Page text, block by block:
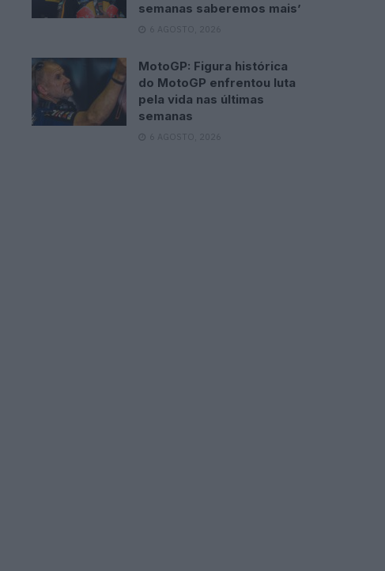
semanas saberemos mais’
6 AGOSTO, 2026
MotoGP: Figura histórica
do MotoGP enfrentou luta
pela vida nas últimas
semanas
6 AGOSTO, 2026